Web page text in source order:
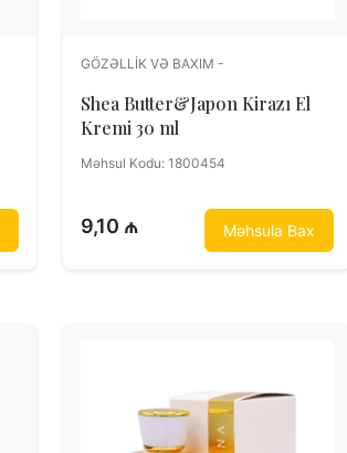
GÖZƏLLIK VƏ BAXIM -
Shea Butter&Japon Kirazı El
Kremi 30 ml
Məhsul Kodu: 1800454
9,10 ₼ Məhsula Bax